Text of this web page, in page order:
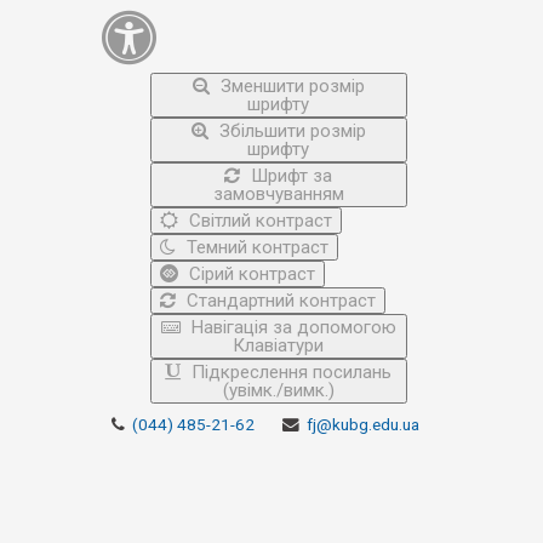
Зменшити розмір
шрифту
Збільшити розмір
шрифту
Шрифт за
замовчуванням
Світлий контраст
Темний контраст
Сірий контраст
Стандартний контраст
Навігація за допомогою
Клавіатури
Підкреслення посилань
(увімк./вимк.)
(044) 485-21-62 fj@kubg.edu.ua